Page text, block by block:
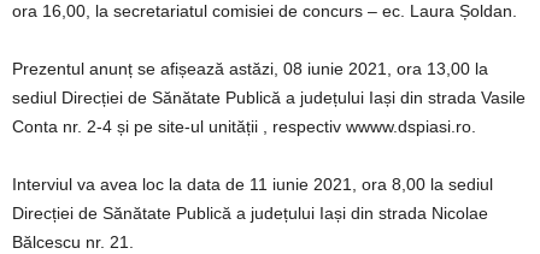
ora 16,00, la secretariatul comisiei de concurs – ec. Laura Șoldan.
Prezentul anunț se afișează astăzi, 08 iunie 2021, ora 13,00 la
sediul Direcției de Sănătate Publică a județului Iași din strada Vasile
Conta nr. 2-4 și pe site-ul unității , respectiv wwww.dspiasi.ro.
Interviul va avea loc la data de 11 iunie 2021, ora 8,00 la sediul
Direcției de Sănătate Publică a județului Iași din strada Nicolae
Bălcescu nr. 21.